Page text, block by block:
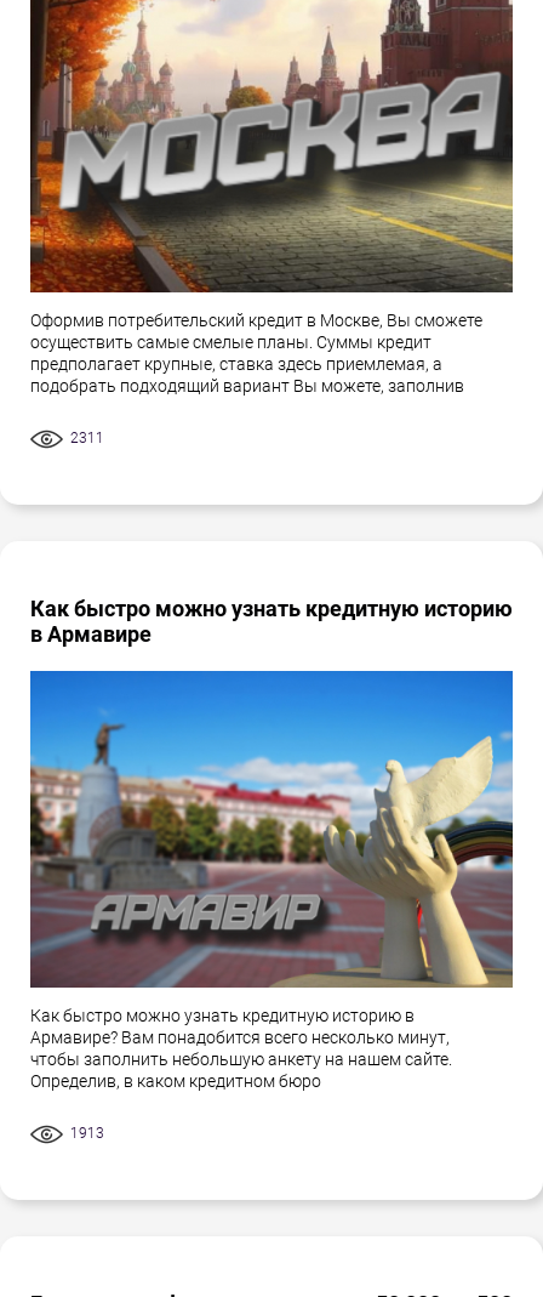
Оформив потребительский кредит в Москве, Вы сможете
осуществить самые смелые планы. Суммы кредит
предполагает крупные, ставка здесь приемлемая, а
подобрать подходящий вариант Вы можете, заполнив
2311
Как быстро можно узнать кредитную историю
в Армавире
Как быстро можно узнать кредитную историю в
Армавире? Вам понадобится всего несколько минут,
чтобы заполнить небольшую анкету на нашем сайте.
Определив, в каком кредитном бюро
1913